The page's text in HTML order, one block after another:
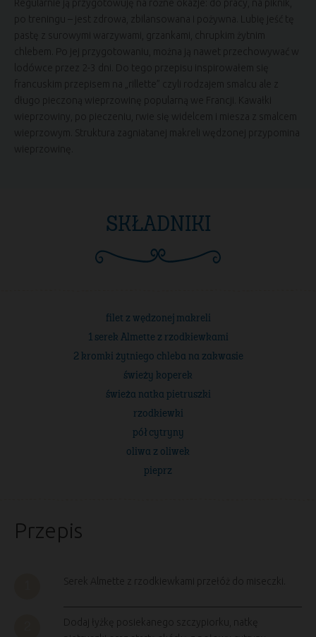
Regularnie ją przygotowuję na różne okazje: do pracy, na piknik,
po treningu – jest zdrowa, zbilansowana i pożywna. Lubię jeść tę
pastę z surowymi warzywami, grzankami, chrupkim żytnim
chlebem. Po jej przygotowaniu, można ją nawet przechowywać w
lodówce przez 2-3 dni. Do tego przepisu inspirowałem się
francuskim przepisem na „rillette” czyli rodzajem smalcu ale z
długo pieczoną wieprzowinę popularną we Francji. Kawałki
wieprzowiny, po pieczeniu, rwie się widelcem i miesza z smalcem
wieprzowym. Struktura zagniatanej makreli wędzonej przypomina
wieprzowinę.
SKŁADNIKI
filet z wędzonej makreli
1 serek Almette z rzodkiewkami
2 kromki żytniego chleba na zakwasie
świeży koperek
świeża natka pietruszki
rzodkiewki
pół cytryny
oliwa z oliwek
pieprz
Przepis
Serek Almette z rzodkiewkami przełóż do miseczki.
Dodaj łyżkę posiekanego szczypiorku, natkę